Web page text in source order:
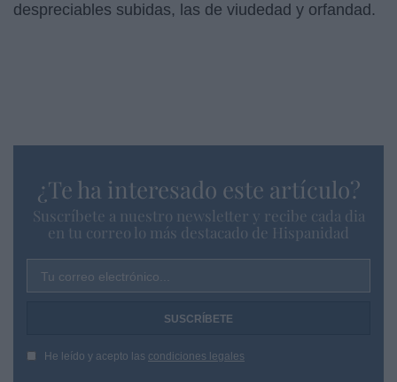
despreciables subidas, las de viudedad y orfandad.
¿Te ha interesado este artículo?
Suscríbete a nuestro newsletter y recibe cada dia
en tu correo lo más destacado de Hispanidad
Tu correo electrónico...
He leído y acepto las condiciones legales